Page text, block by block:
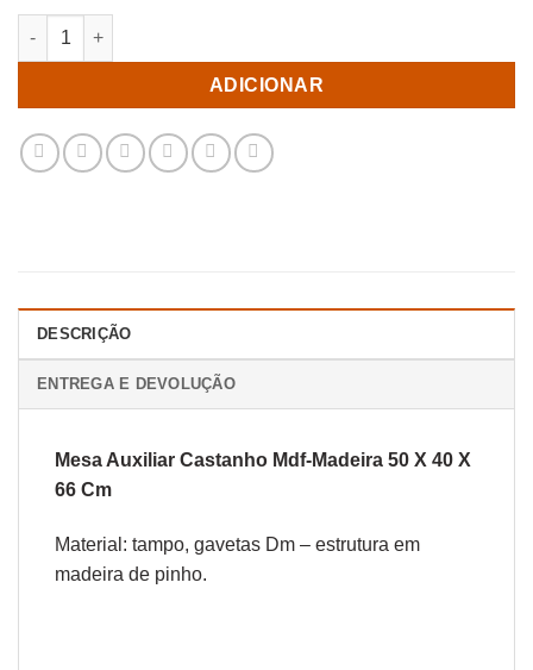
Quantidade de Mesa Auxiliar Castanho Mdf-Madeira 50 X 40 X
ADICIONAR
DESCRIÇÃO
ENTREGA E DEVOLUÇÃO
Mesa Auxiliar Castanho Mdf-Madeira 50 X 40 X
66 Cm
Material: tampo, gavetas Dm – estrutura em
madeira de pinho.